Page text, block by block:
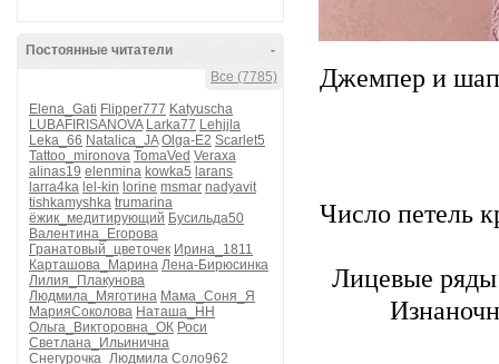
-
Постоянные читатели
Все (7785)
Elena_Gati Flipper777 Katyuscha
LUBAFIRISANOVA Larka77 Lehjjla
Leka_66 Natalica_JA Olga-E2 Scarlet5
Tattoo_mironova TomaVed Veraxa
alinas19 elenmina kowka5 larans
larra4ka lel-kin lorine msmar nadyavit
tishkamyshka trumarina
ёжик_медитирующий Бусильда50
Валентина_Егорова
Гранатовый_цветочек Ирина_1811
Карташова_Марина Лена-Бирюсинка
Лилия_Плакунова
Людмила_Мяготина Мама_Соня_Я
МарияСоколова Наташа_НН
Ольга_Викторовна_ОК Роси
Светлана_Ильинична
Снегурочка_Людмила Соло962
Джемпер и
Число петель
Лицевые